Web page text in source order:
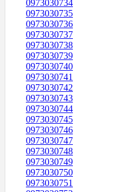
0973030734
0973030735
0973030736
0973030737
0973030738
0973030739
0973030740
0973030741
0973030742
0973030743
0973030744
0973030745
0973030746
0973030747
0973030748
0973030749
0973030750
0973030751